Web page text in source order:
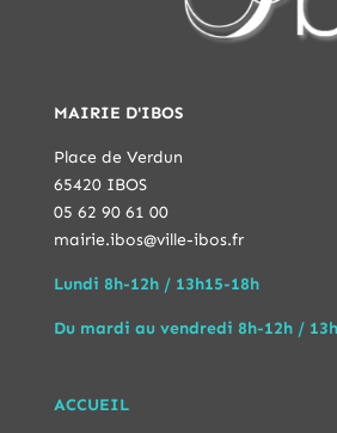
MAIRIE D'IBOS
Place de Verdun
65420 IBOS
05 62 90 61 00
mairie.ibos@ville-ibos.fr
Lundi 8h-12h / 13h15-18h
Du mardi au vendredi 8h-12h /
ACCUEIL